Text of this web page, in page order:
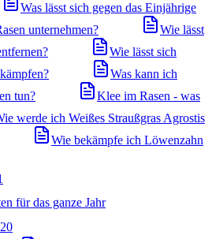
Was lässt sich gegen das Einjährige
unternehmen?
Wie lässt
Wie lässt sich
Was kann ich
tun?
Klee im Rasen - was
werde ich Weißes Straußgras Agrostis
Wie bekämpfe ich Löwenzahn
für das ganze Jahr
20